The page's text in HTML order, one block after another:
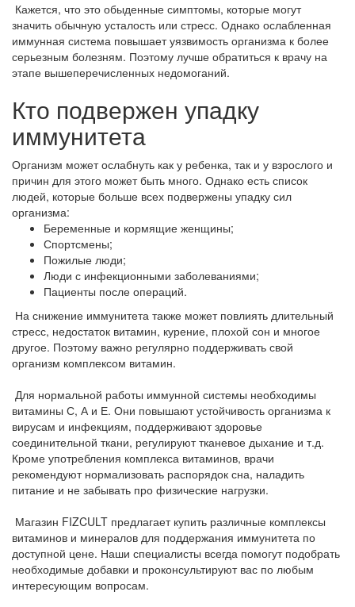
Кажется, что это обыденные симптомы, которые могут
значить обычную усталость или стресс. Однако ослабленная
иммунная система повышает уязвимость организма к более
серьезным болезням. Поэтому лучше обратиться к врачу на
этапе вышеперечисленных недомоганий.
Кто подвержен упадку
иммунитета
Организм может ослабнуть как у ребенка, так и у взрослого и
причин для этого может быть много. Однако есть список
людей, которые больше всех подвержены упадку сил
организма:
Беременные и кормящие женщины;
Спортсмены;
Пожилые люди;
Люди с инфекционными заболеваниями;
Пациенты после операций.
На снижение иммунитета также может повлиять длительный
стресс, недостаток витамин, курение, плохой сон и многое
другое. Поэтому важно регулярно поддерживать свой
организм комплексом витамин.
Для нормальной работы иммунной системы необходимы
витамины С, А и Е. Они повышают устойчивость организма к
вирусам и инфекциям, поддерживают здоровье
соединительной ткани, регулируют тканевое дыхание и т.д.
Кроме употребления комплекса витаминов, врачи
рекомендуют нормализовать распорядок сна, наладить
питание и не забывать про физические нагрузки.
Магазин FIZCULT предлагает купить различные комплексы
витаминов и минералов для поддержания иммунитета по
доступной цене. Наши специалисты всегда помогут подобрать
необходимые добавки и проконсультируют вас по любым
интересующим вопросам.